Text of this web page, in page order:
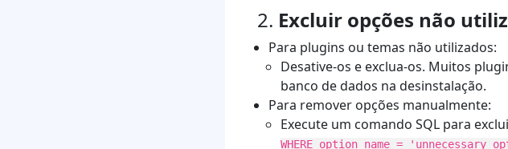
2. Excluir opções não
Para plugins ou temas não utilizados:
Desative-os e exclua-os. Muitos
banco de dados na desinstalação.
Para remover opções manualmente:
Execute um comando SQL para
WHERE option_name =